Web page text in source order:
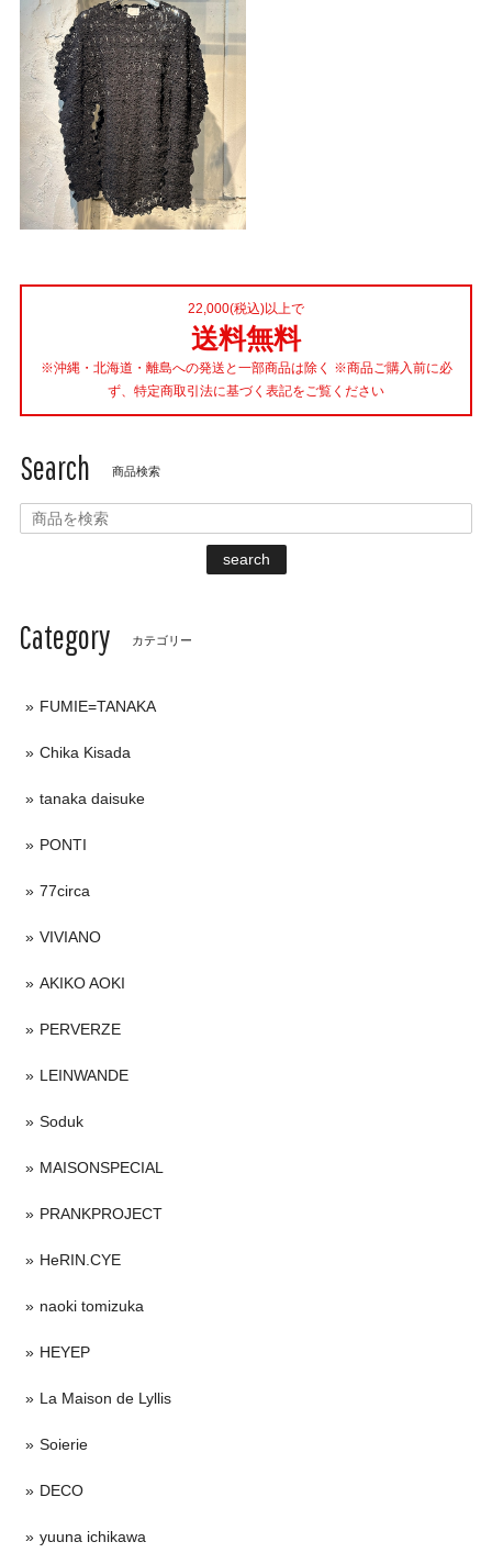
22,000(税込)以上で
送料無料
※沖縄・北海道・離島への発送と一部商品は除く ※商品ご購入前に必
ず、特定商取引法に基づく表記をご覧ください
Search 商品検索
search
Category カテゴリー
FUMIE=TANAKA
Chika Kisada
tanaka daisuke
PONTI
77circa
VIVIANO
AKIKO AOKI
PERVERZE
LEINWANDE
Soduk
MAISONSPECIAL
PRANKPROJECT
HeRIN.CYE
naoki tomizuka
HEYEP
La Maison de Lyllis
Soierie
DECO
yuuna ichikawa